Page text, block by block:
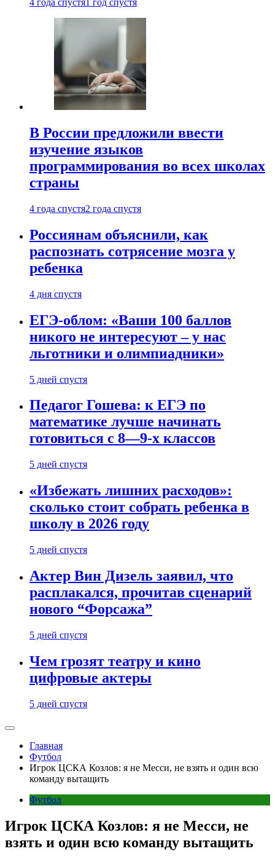
4 года спустя 1 год спустя
В России предложили ввести
изучение языков
программирования во всех школах
страны
4 года спустя2 года спустя
Россиянам объяснили, как
распознать сотрясение мозга у
ребенка
4 дня спустя
ЕГЭ-облом: «Ваши 100 баллов
никого не интересуют – у нас
льготники и олимпиадники»
5 дней спустя
Педагог Гошева: к ЕГЭ по
математике лучше начинать
готовиться с 8—9-х классов
5 дней спустя
«Избежать лишних расходов»:
сколько стоит собрать ребенка в
школу в 2026 году
5 дней спустя
Актер Вин Дизель заявил, что
расплакался, прочитав сценарий
нового “Форсажа”
5 дней спустя
Чем грозят театру и кино
цифровые актеры
5 дней спустя
Главная
Футбол
Игрок ЦСКА Козлов: я не Месси, не взять и один всю
команду вытащить
Футбол
Игрок ЦСКА Козлов: я не Месси, не
взять и один всю команду вытащить